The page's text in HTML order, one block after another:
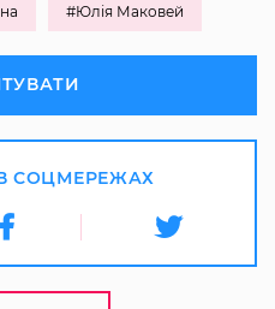
#Юлія Маковей
СОЦМЕРЕЖАХ